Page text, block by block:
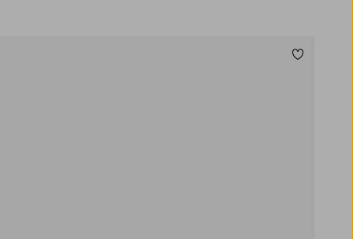
Lägg till i